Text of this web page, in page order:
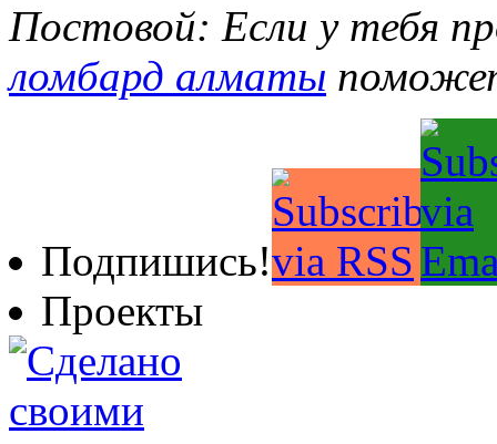
Постовой: Если у тебя
ломбард алматы
Подпишись!
Проекты